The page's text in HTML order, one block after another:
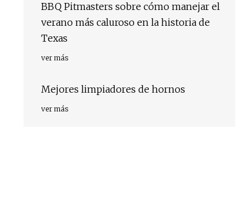
BBQ Pitmasters sobre cómo manejar el
verano más caluroso en la historia de
Texas
ver más
Mejores limpiadores de hornos
ver más